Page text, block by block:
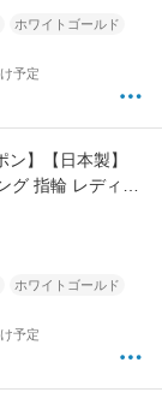
ホワイトゴールド
予定
ン】【日本製】
グ 指輪 レディー
リング 18金リ
ホワイトゴールド
予定